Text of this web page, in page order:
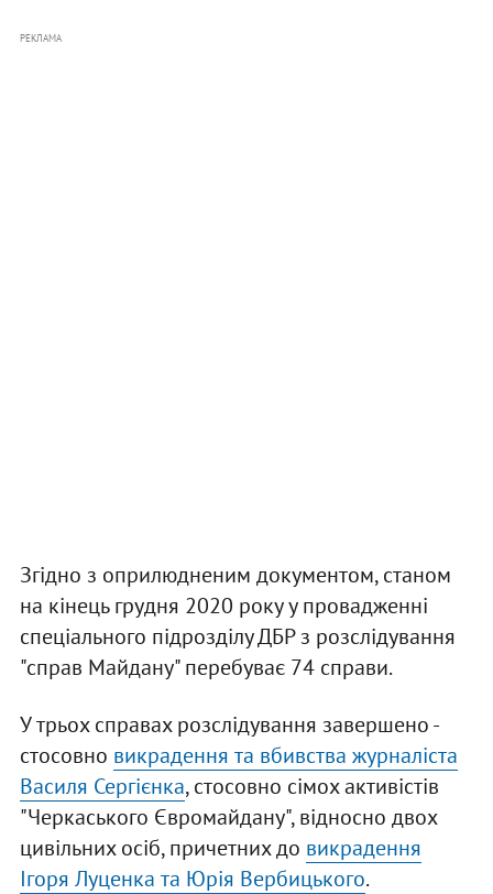
РЕКЛАМА
Згідно з оприлюдненим документом, станом
на кінець грудня 2020 року у провадженні
спеціального підрозділу ДБР з розслідування
"справ Майдану" перебуває 74 справи.
У трьох справах розслідування завершено -
стосовно викрадення та вбивства журналіста
Василя Сергієнка, стосовно сімох активістів
"Черкаського Євромайдану", відносно двох
цивільних осіб, причетних до викрадення
Ігоря Луценка та Юрія Вербицького.